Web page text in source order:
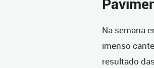
Na semana
imenso
resultado